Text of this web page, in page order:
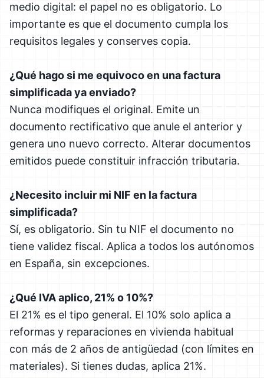
medio digital: el papel no es obligatorio. Lo
importante es que el documento cumpla los
requisitos legales y conserves copia.
¿Qué hago si me equivoco en una factura
simplificada ya enviado?
Nunca modifiques el original. Emite un
documento rectificativo que anule el anterior y
genera uno nuevo correcto. Alterar documentos
emitidos puede constituir infracción tributaria.
¿Necesito incluir mi NIF en la factura
simplificada?
Sí, es obligatorio. Sin tu NIF el documento no
tiene validez fiscal. Aplica a todos los autónomos
en España, sin excepciones.
¿Qué IVA aplico, 21% o 10%?
El 21% es el tipo general. El 10% solo aplica a
reformas y reparaciones en vivienda habitual
con más de 2 años de antigüedad (con límites en
materiales). Si tienes dudas, aplica 21%.